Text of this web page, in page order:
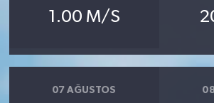
1.00 M/S
07 AĞUSTOS